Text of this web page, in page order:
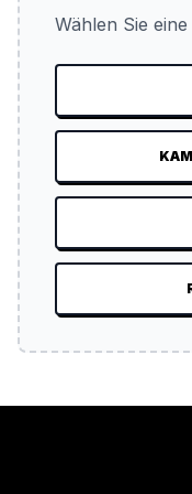
Wählen Sie